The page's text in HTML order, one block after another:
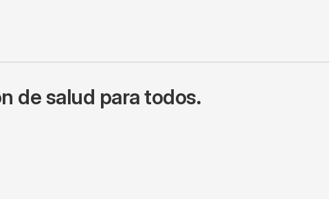
de salud para todos.